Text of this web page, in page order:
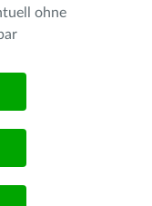
ohne